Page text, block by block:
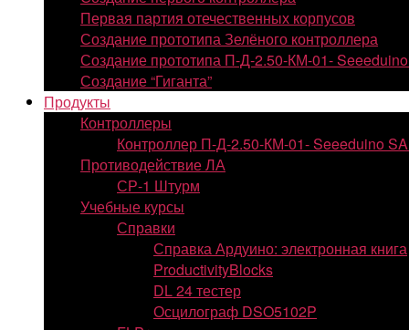
Первая партия отечественных корпусов
Создание прототипа Зелёного контроллера
Создание прототипа П-Д-2.50-КМ-01-
Создание “Гиганта”
Продукты
Контроллеры
Контроллер П-Д-2.50-КМ-01- Seeeduino
Противодействие ЛА
СР-1 Штурм
Учебные курсы
Справки
Справка Ардуино: электронная книга
ProductivityBlocks
DL 24 тестер
Осцилограф DSO5102P